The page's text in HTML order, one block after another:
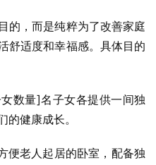
的，而是纯粹为了改善家庭
舒适度和幸福感。具体目的
数量]名子女各提供一间独
健康成长。
便老人起居的卧室，配备独